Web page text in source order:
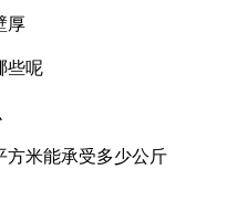
厚
些呢
方米能承受多少公斤